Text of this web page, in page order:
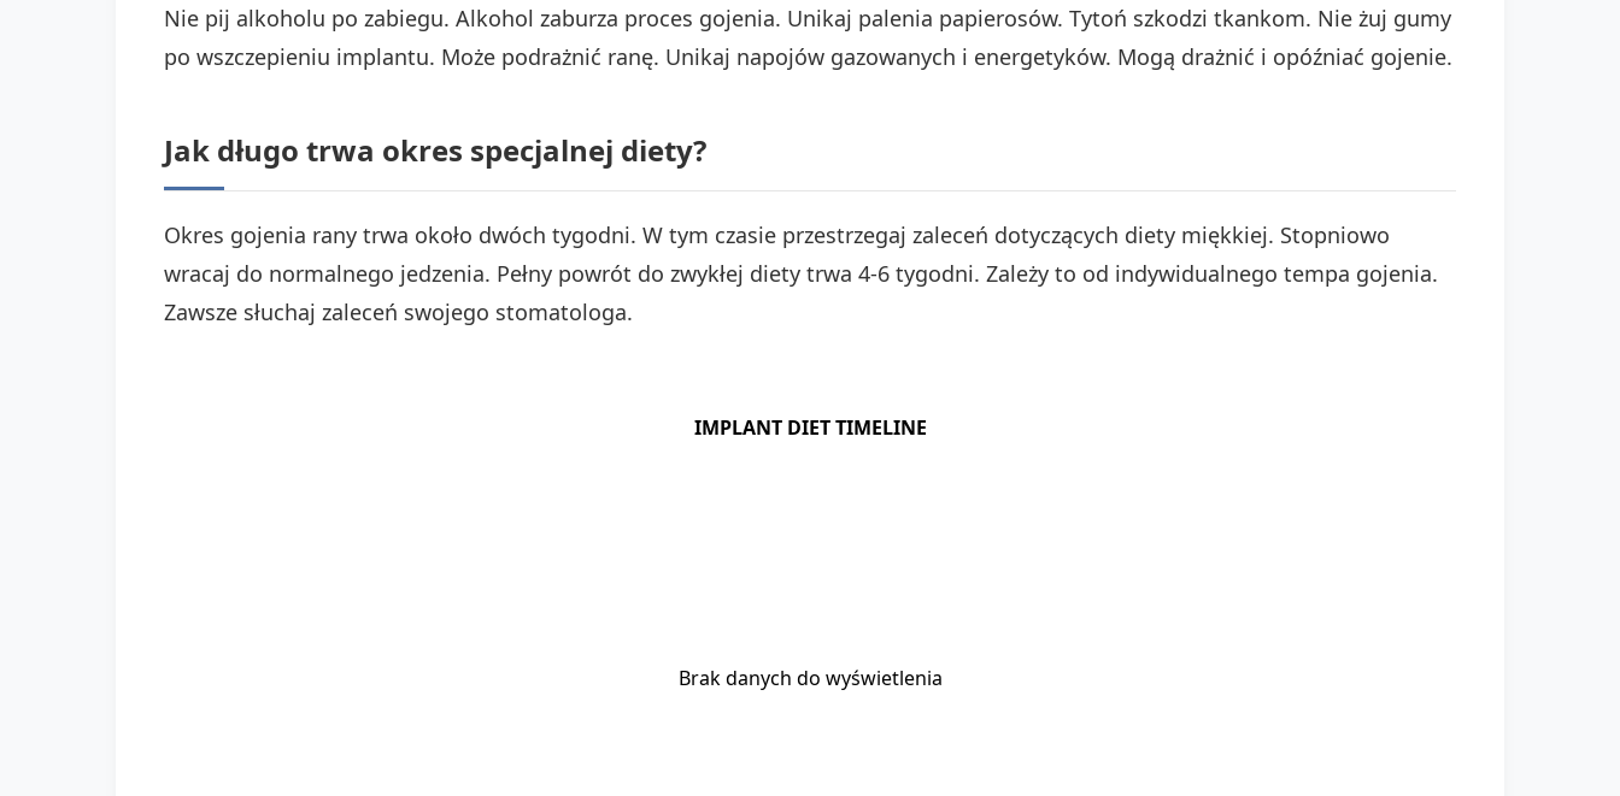
Nie pij alkoholu po zabiegu. Alkohol zaburza proces gojenia. Unikaj palenia papierosów. Tytoń szkodzi tkankom. Nie żuj gumy
po wszczepieniu implantu. Może podrażnić ranę. Unikaj napojów gazowanych i energetyków. Mogą drażnić i opóźniać gojenie.
Jak długo trwa okres specjalnej diety?
Okres gojenia rany trwa około dwóch tygodni. W tym czasie przestrzegaj zaleceń dotyczących diety miękkiej. Stopniowo
wracaj do normalnego jedzenia. Pełny powrót do zwykłej diety trwa 4-6 tygodni. Zależy to od indywidualnego tempa gojenia.
Zawsze słuchaj zaleceń swojego stomatologa.
IMPLANT DIET TIMELINE
Brak danych do wyświetlenia